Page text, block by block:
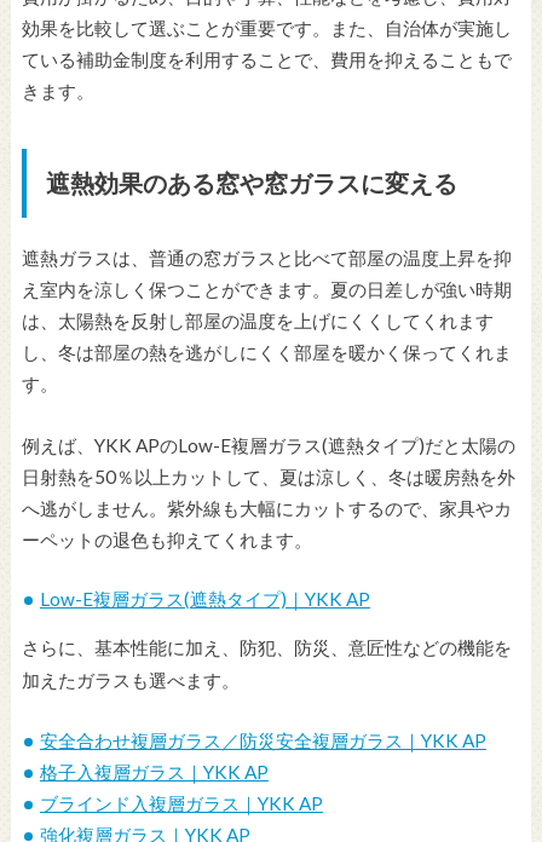
効果を比較して選ぶことが重要です。また、自治体が実施し
ている補助金制度を利用することで、費用を抑えることもで
きます。
遮熱効果のある窓や窓ガラスに変える
遮熱ガラスは、普通の窓ガラスと比べて部屋の温度上昇を抑
え室内を涼しく保つことができます。夏の日差しが強い時期
は、太陽熱を反射し部屋の温度を上げにくくしてくれます
し、冬は部屋の熱を逃がしにくく部屋を暖かく保ってくれま
す。
例えば、YKK APのLow-E複層ガラス(遮熱タイプ)だと太陽の
日射熱を50％以上カットして、夏は涼しく、冬は暖房熱を外
へ逃がしません。紫外線も大幅にカットするので、家具やカ
ーペットの退色も抑えてくれます。
Low-E複層ガラス(遮熱タイプ)｜YKK AP
さらに、基本性能に加え、防犯、防災、意匠性などの機能を
加えたガラスも選べます。
安全合わせ複層ガラス／防災安全複層ガラス｜YKK AP
格子入複層ガラス｜YKK AP
ブラインド入複層ガラス｜YKK AP
強化複層ガラス｜YKK AP